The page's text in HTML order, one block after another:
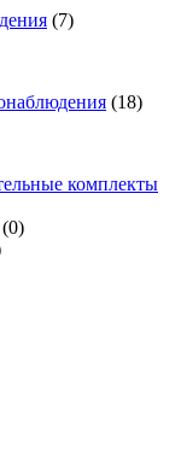
(7)
(18)
комплекты
(0)